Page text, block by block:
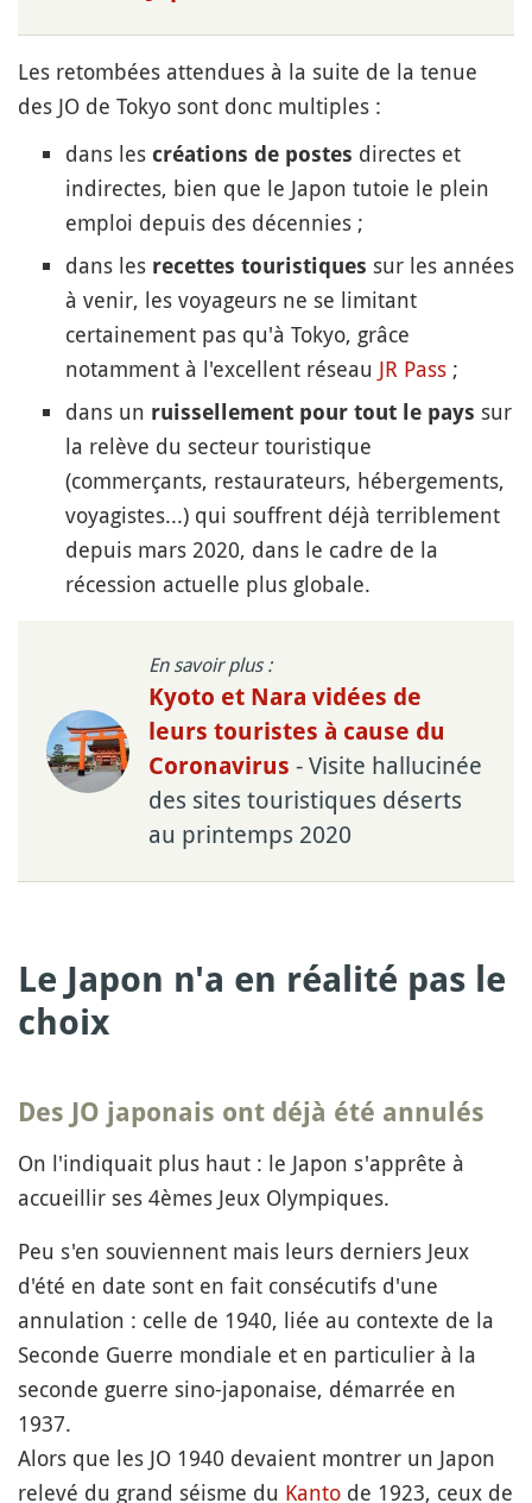
Les retombées attendues à la suite de la tenue
des JO de Tokyo sont donc multiples :
dans les créations de postes directes et
indirectes, bien que le Japon tutoie le plein
emploi depuis des décennies ;
dans les recettes touristiques sur les années
à venir, les voyageurs ne se limitant
certainement pas qu'à Tokyo, grâce
notamment à l'excellent réseau JR Pass ;
dans un ruissellement pour tout le pays sur
la relève du secteur touristique
(commerçants, restaurateurs, hébergements,
voyagistes...) qui souffrent déjà terriblement
depuis mars 2020, dans le cadre de la
récession actuelle plus globale.
En savoir plus :
Kyoto et Nara vidées de
leurs touristes à cause du
Coronavirus - Visite hallucinée
des sites touristiques déserts
au printemps 2020
Le Japon n'a en réalité pas le
choix
Des JO japonais ont déjà été annulés
On l'indiquait plus haut : le Japon s'apprête à
accueillir ses 4èmes Jeux Olympiques.
Peu s'en souviennent mais leurs derniers Jeux
d'été en date sont en fait consécutifs d'une
annulation : celle de 1940, liée au contexte de la
Seconde Guerre mondiale et en particulier à la
seconde guerre sino-japonaise, démarrée en
1937.
Alors que les JO 1940 devaient montrer un Japon
relevé du grand séisme du Kanto de 1923, ceux de